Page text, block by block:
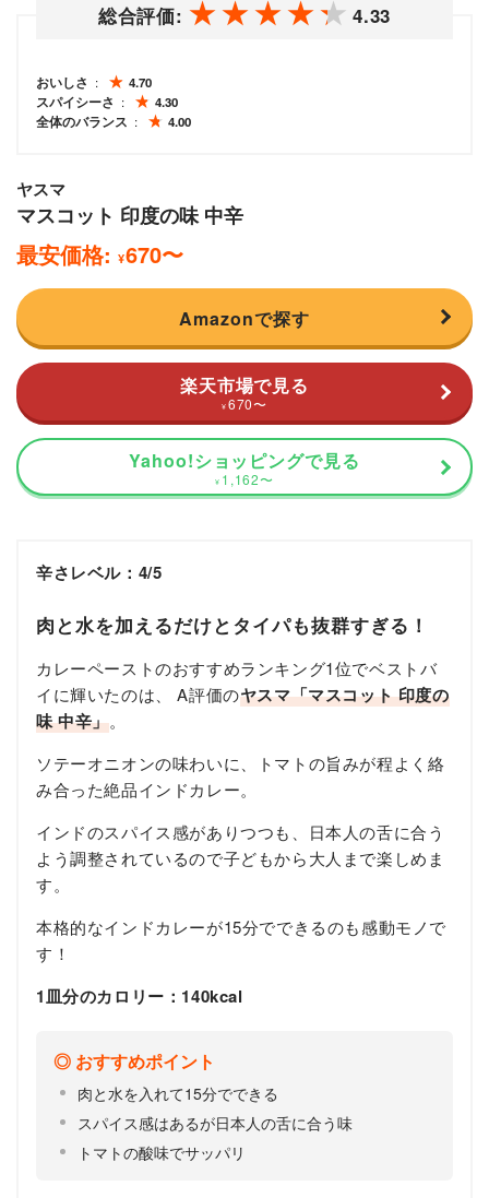
総合評価: 4.33
おいしさ
4.70
スパイシーさ
4.30
全体のバランス
4.00
ヤスマ
マスコット 印度の味 中辛
最安価格: ¥670〜
Amazonで探す
楽天市場で見る
¥ 670〜
Yahoo!ショッピングで見る
¥ 1,162〜
辛さレベル：4/5
肉と水を加えるだけとタイパも抜群すぎる！
カレーペーストのおすすめランキング1位でベストバ
イに輝いたのは、 A評価のヤスマ「マスコット 印度の
味 中辛」。
ソテーオニオンの味わいに、トマトの旨みが程よく絡
み合った絶品インドカレー。
インドのスパイス感がありつつも、日本人の舌に合う
よう調整されているので子どもから大人まで楽しめま
す。
本格的なインドカレーが15分でできるのも感動モノで
す！
1皿分のカロリー：140kcal
おすすめポイント
肉と水を入れて15分でできる
スパイス感はあるが日本人の舌に合う味
トマトの酸味でサッパリ